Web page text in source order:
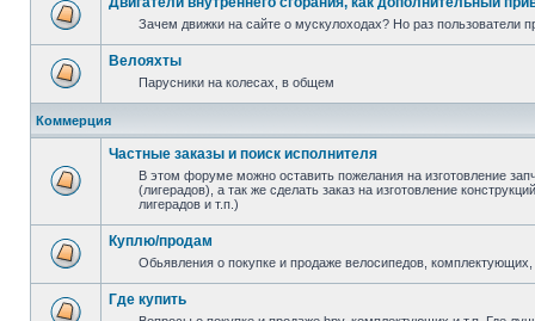
Зачем движки на сайте о мускулоходах? Но раз пользователи
Велояхты
Парусники на колесах, в общем
Коммерция
Частные заказы и поиск исполнителя
В этом форуме можно оставить пожелания на изготовление
(лигерадов), а так же сделать заказ на изготовление
лигерадов и т.п.)
Куплю/продам
Обьявления о покупке и продаже велосипедов,
Где купить